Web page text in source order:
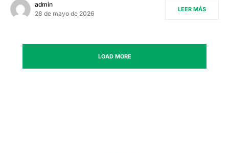
admin
28 de mayo de 2026
LEER MÁS
LOAD MORE